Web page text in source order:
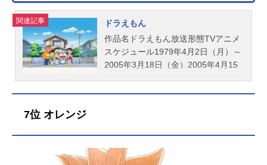
関連記事
ドラえもん
作品名ドラえもん放送形態TVアニメ
スケジュール1979年4月2日（月）～
2005年3月18日（金）2005年4月15
助：松本保典ドラミ：千秋ジャイ
7位 オレンジ